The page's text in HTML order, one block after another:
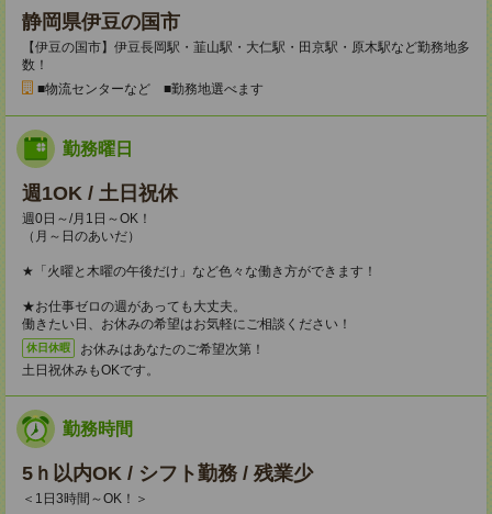
静岡県伊豆の国市
【伊豆の国市】伊豆長岡駅・韮山駅・大仁駅・田京駅・原木駅など勤務地多
数！
■物流センターなど ■勤務地選べます
勤務曜日
週1OK / 土日祝休
週0日～/月1日～OK！
（月～日のあいだ）
★「火曜と木曜の午後だけ」など色々な働き方ができます！
★お仕事ゼロの週があっても大丈夫。
働きたい日、お休みの希望はお気軽にご相談ください！
休日休暇
お休みはあなたのご希望次第！
土日祝休みもOKです。
勤務時間
5ｈ以内OK / シフト勤務 / 残業少
＜1日3時間～OK！＞